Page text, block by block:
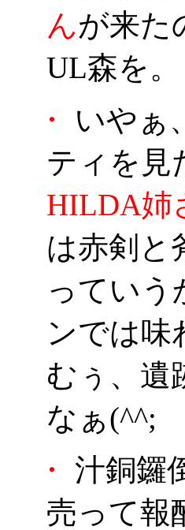
んが来た
UL森を。
・
いやぁ
ティを見
HILDA姉
は赤剣と
っていう
ンでは味
むぅ、遺
なぁ(^^;
・
汁銅鑼
売って報